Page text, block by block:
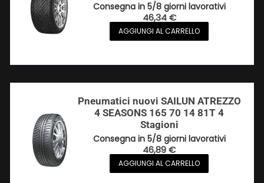
Consegna in 5/8 giorni lavorativi
46,34€
AGGIUNGI AL CARRELLO
Pneumatici nuovi SAILUN ATREZZO
4 SEASONS 165 70 14 81T 4
Stagioni
Consegna in 5/8 giorni lavorativi
46,89€
AGGIUNGI AL CARRELLO